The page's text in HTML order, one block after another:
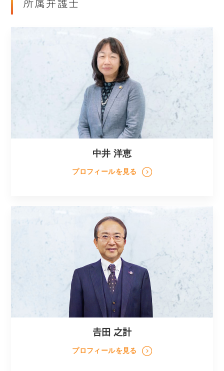
所属弁護士
中井 洋恵
プロフィールを見る
𠮷田 之計
プロフィールを見る